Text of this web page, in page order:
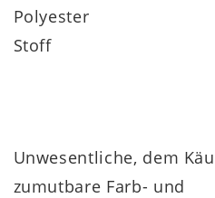
Polyester
Stoff
Unwesentliche, dem
zumutbare Farb- und